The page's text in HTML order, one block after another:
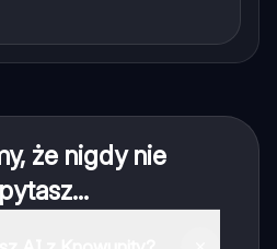
że nigdy nie